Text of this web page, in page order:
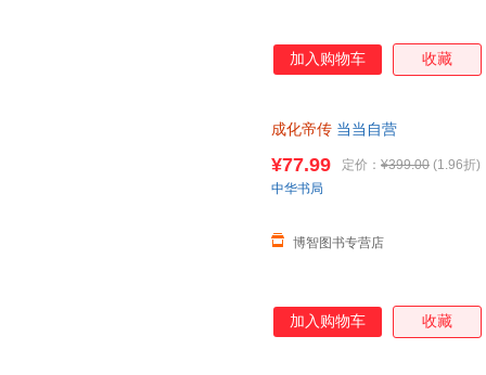
加入购物车 收藏
成化帝传 当当自营
¥77.99 定价： ¥399.00 (1.96折)
博智图书专营店
中华书局
加入购物车 收藏